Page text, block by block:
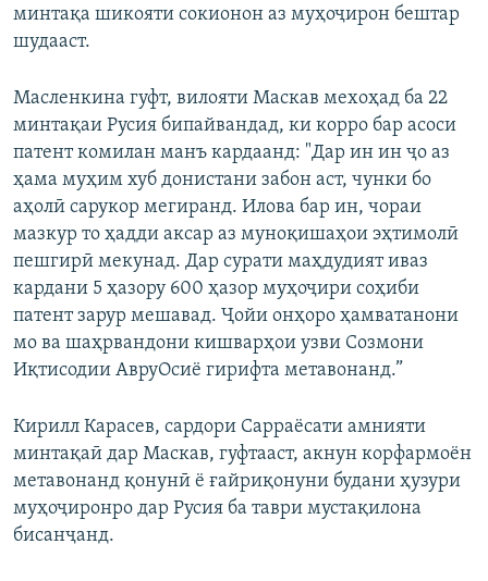
минтақа шикояти сокионон аз муҳоҷирон бештар
шудааст.
Масленкина гуфт, вилояти Маскав мехоҳад ба 22
минтақаи Русия бипайвандад, ки корро бар асоси
патент комилан манъ кардаанд: "Дар ин ин ҷо аз
ҳама муҳим хуб донистани забон аст, чунки бо
аҳолӣ сарукор мегиранд. Илова бар ин, чораи
мазкур то ҳадди аксар аз муноқишаҳои эҳтимолӣ
пешгирӣ мекунад. Дар сурати маҳдудият иваз
кардани 5 ҳазору 600 ҳазор муҳоҷири соҳиби
патент зарур мешавад. Ҷойи онҳоро ҳамватанони
мо ва шаҳрвандони кишварҳои узви Созмони
Иқтисодии АвруОсиё гирифта метавонанд.”
Кирилл Карасев, сардори Сарраёсати амнияти
минтақаӣ дар Маскав, гуфтааст, акнун корфармоён
метавонанд қонунӣ ё ғайриқонуни будани ҳузури
муҳоҷиронро дар Русия ба таври мустақилона
бисанҷанд.